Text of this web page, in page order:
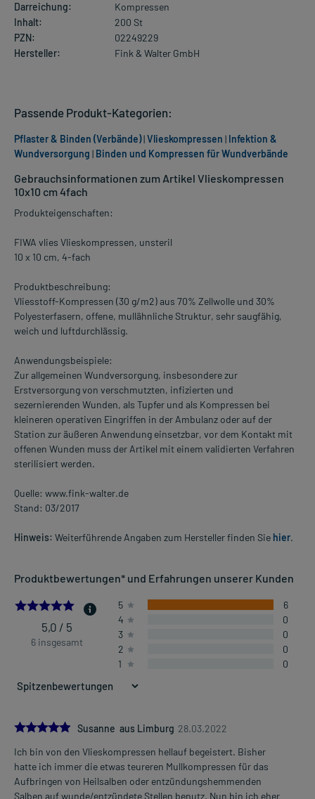
Darreichung:
Kompressen
Inhalt:
200 St
PZN:
02249229
Hersteller:
Fink & Walter GmbH
Gebrauchsinformationen zum Artikel Vlieskompressen
10x10 cm 4fach
Produkteigenschaften:
FIWA vlies Vlieskompressen, unsteril
10 x 10 cm, 4-fach
Produktbeschreibung:
Vliesstoff-Kompressen (30 g/m2) aus 70% Zellwolle und 30%
Polyesterfasern, offene, mullähnliche Struktur, sehr saugfähig,
weich und luftdurchlässig.
Anwendungsbeispiele:
Zur allgemeinen Wundversorgung, insbesondere zur
Erstversorgung von verschmutzten, infizierten und
sezernierenden Wunden, als Tupfer und als Kompressen bei
kleineren operativen Eingriffen in der Ambulanz oder auf der
Station zur äußeren Anwendung einsetzbar, vor dem Kontakt mit
offenen Wunden muss der Artikel mit einem validierten Verfahren
sterilisiert werden.
Quelle: www.fink-walter.de
Stand: 03/2017
Hinweis: Weiterführende Angaben zum Hersteller finden Sie hier.
Produktbewertungen* und Erfahrungen unserer Kunden
5.0
5,0 / 5
6 insgesamt
5
6
4
0
3
0
2
0
1
0
5.0
Susanne aus Limburg 28.03.2022
Ich bin von den Vlieskompressen hellauf begeistert. Bisher
hatte ich immer die etwas teureren Mullkompressen für das
Aufbringen von Heilsalben oder entzündungshemmenden
Salben auf wunde/entzündete Stellen benutz. Nun bin ich eher
Passende Produkt-Kategorien:
Pflaster & Binden (Verbände)|Vlieskompressen | Infektion &
Wundversorgung | Binden und Kompressen für Wundverbände